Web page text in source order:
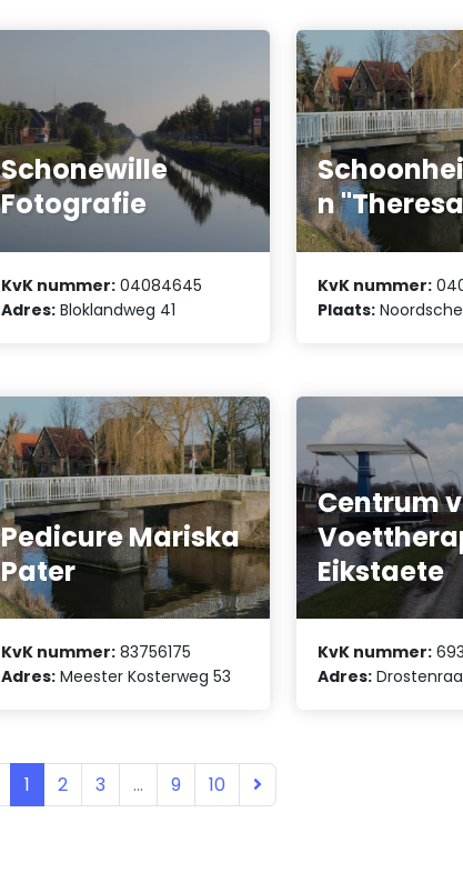
Schonewille
Fotografie
KvK nummer: 04084645
Adres: Bloklandweg 41
n
KvK nummer:
Plaats:
Pedicure Mariska
Pater
KvK nummer: 83756175
Adres: Meester Kosterweg 53
Centrum
Eikstaete
KvK nummer:
Adres:
1 2 3 ... 9 10